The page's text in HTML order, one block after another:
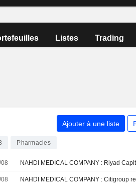
Listes Trading
Ajouter à une liste
Pharmacies